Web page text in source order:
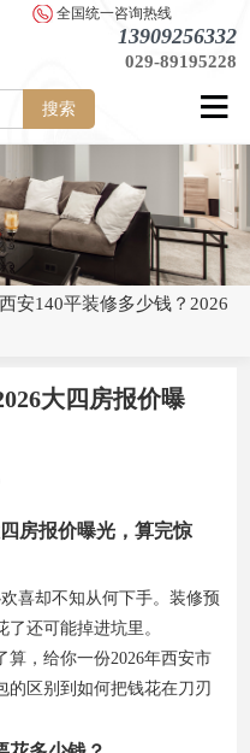
全国统一咨询热线
13909256332
029-89195228
搜索
西安140平装修多少钱？2026
大四房报价曝
房报价曝光，算完惊
喜却不知从何下手。装修预
还可能掉进坑里。
，给你一份2026年西安市
的区别到如何把钱花在刀刃